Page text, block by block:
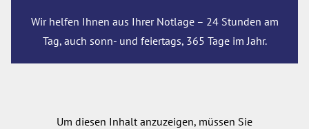
Wir helfen Ihnen aus Ihrer Notlage – 24 Stunden am
Tag, auch sonn- und feiertags, 365 Tage im Jahr.
Um diesen Inhalt anzuzeigen, müssen Sie